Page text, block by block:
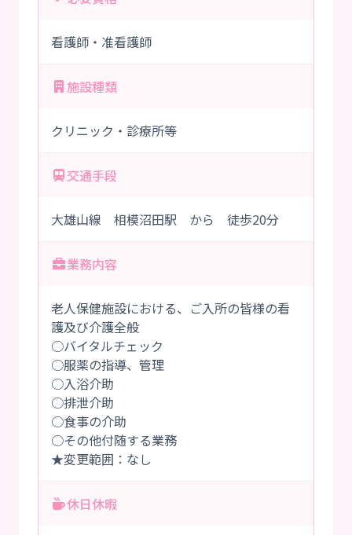
看護師・准看護師
施設種類
クリニック・診療所等
交通手段
大雄山線 相模沼田駅 から 徒歩20分
業務内容
老人保健施設における、ご入所の皆様の看
護及び介護全般
○バイタルチェック
○服薬の指導、管理
○入浴介助
○排泄介助
○食事の介助
○その他付随する業務
★変更範囲：なし
休日休暇